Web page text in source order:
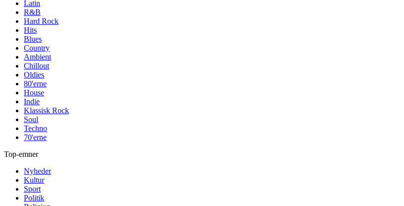
Latin
R&B
Hard Rock
Hits
Blues
Country
Ambient
Chillout
Oldies
80'erne
House
Indie
Klassisk Rock
Soul
Techno
70'erne
Top-emner
Nyheder
Kultur
Sport
Politik